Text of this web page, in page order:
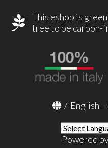
This eshop is
tree to be carbon-
/ English -
Powered